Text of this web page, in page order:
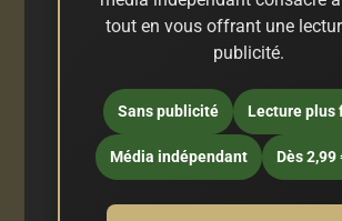
tout en vous offrant une
publicité.
Sans publicité Lecture plus
Média indépendant Dès